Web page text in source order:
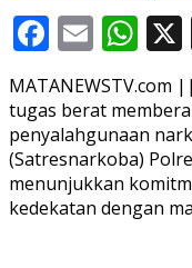
Email
MATANEWSTV.com
tugas berat
penyalahgunaan
(Satresnarkoba)
menunjukkan
kedekatan dengan